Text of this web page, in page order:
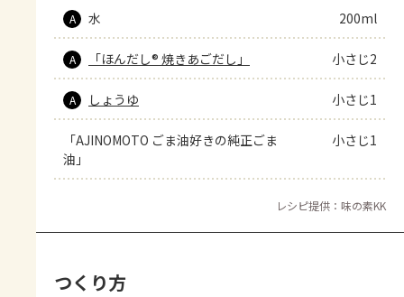
A 水 200ml
A 「ほんだし® 焼きあごだし」 小さじ2
A しょうゆ 小さじ1
「AJINOMOTO ごま油好きの純正ごま
油」
小さじ1
レシピ提供：味の素KK
つくり方